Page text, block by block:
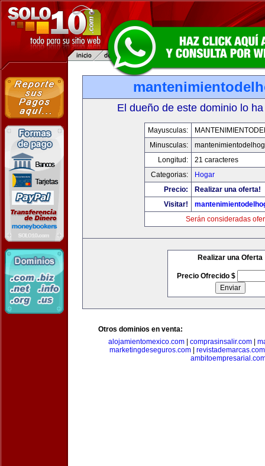
El dueño de este dominio lo
Mayusculas:
Minusculas:
Longitud:
21 caracteres
Categorias:
Hogar
Precio:
Realizar una oferta!
Visitar!
Serán consideradas
Realizar una Oferta
Precio Ofrecido $
Otros dominios en venta:
alojamientomexico.com| comprasinsalir.com|
marketingdeseguros.com
revistademarcas.com